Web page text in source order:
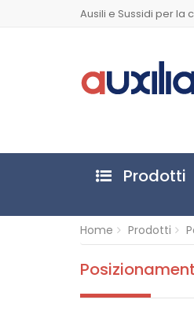
Ausili e Sussidi per
Prodotti
Home Prodotti